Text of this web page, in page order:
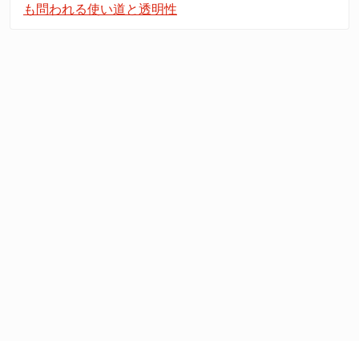
も問われる使い道と透明性